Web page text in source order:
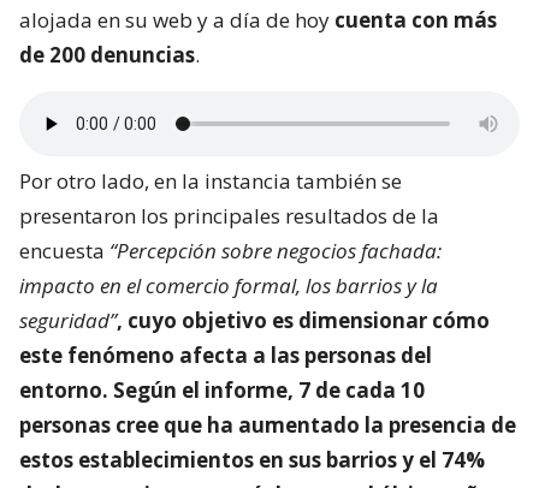
alojada en su web y a día de hoy cuenta con más
de 200 denuncias.
Por otro lado, en la instancia también se
presentaron los principales resultados de la
encuesta “Percepción sobre negocios fachada:
impacto en el comercio formal, los barrios y la
seguridad”, cuyo objetivo es dimensionar cómo
este fenómeno afecta a las personas del
entorno. Según el informe, 7 de cada 10
personas cree que ha aumentado la presencia de
estos establecimientos en sus barrios y el 74%